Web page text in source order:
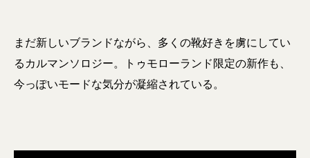
まだ新しいブランドながら、多くの靴好きを虜にしてい
るカルマンソロジー。トゥモローランド限定の新作も、
今っぽいモードな気分が凝縮されている。